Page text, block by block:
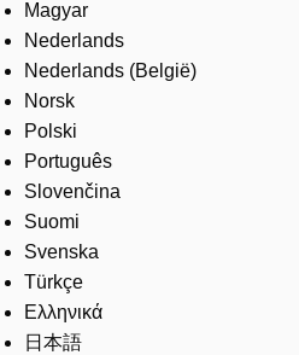
Magyar
Nederlands
Nederlands (België)
Norsk
Polski
Português
Slovenčina
Suomi
Svenska
Türkçe
Ελληνικά
日本語